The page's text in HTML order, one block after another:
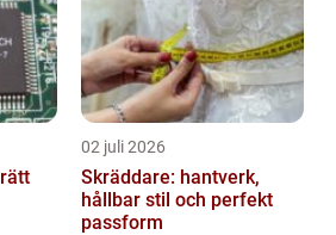
02 juli 2026
Skräddare: hantverk,
hållbar stil och perfekt
passform